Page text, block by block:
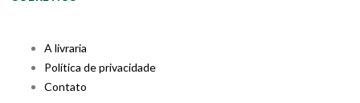
A livraria
Política de privacidade
Contato